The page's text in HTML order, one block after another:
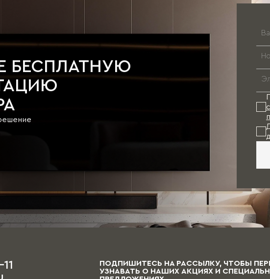
БЕСПЛАТНУЮ
ПОДПИШИТЕСЬ НА РАССЫЛКУ, ЧТОБЫ
УЗНАВАТЬ О НАШИХ АКЦИЯХ И